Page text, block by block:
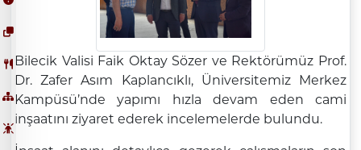
Bilecik Valisi Faik Oktay Sözer ve Rektörümüz Prof.
Dr. Zafer Asım Kaplancıklı, Üniversitemiz Merkez
Kampüsü’nde yapımı hızla devam eden cami
inşaatını ziyaret ederek incelemelerde bulundu.